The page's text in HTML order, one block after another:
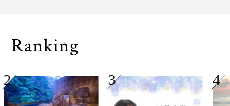
Ranking